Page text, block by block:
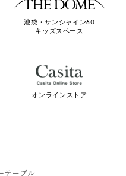
池袋・サンシャイン60
キッズスペース
オンラインストア